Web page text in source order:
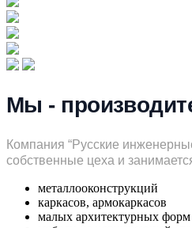
Мы -
Компания “Русские
собственные цеха и
металлооконструкций
каркасов, армокаркасов
малых архитектурных форм